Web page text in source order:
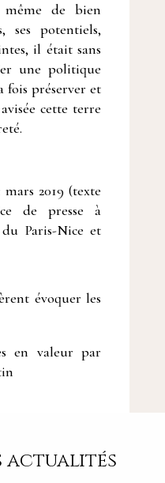
de bien
ses potentiels,
il était sans
une politique
fois préserver et
cette terre
2019 (texte
de presse à
du Paris-Nice et
évoquer les
en valeur par
actualités